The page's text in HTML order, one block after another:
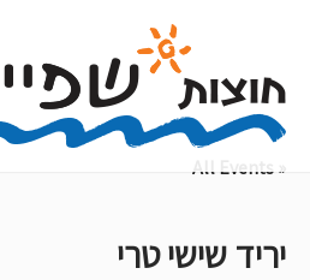
« All Events
יריד שישי טרי